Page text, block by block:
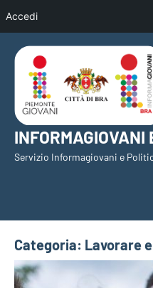
Accedi
contenuto
INFORMAGIOVANI
Servizio Informagiovani e
Categoria: Lavorare